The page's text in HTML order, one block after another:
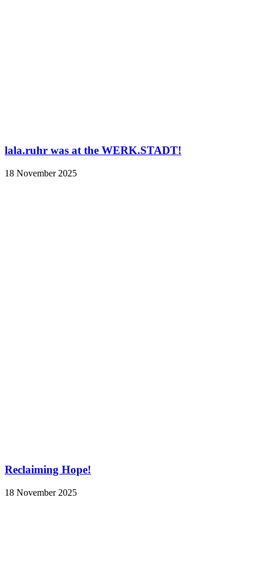
lala.ruhr was at the WERK.STADT!
18 November 2025
Reclaiming Hope!
18 November 2025